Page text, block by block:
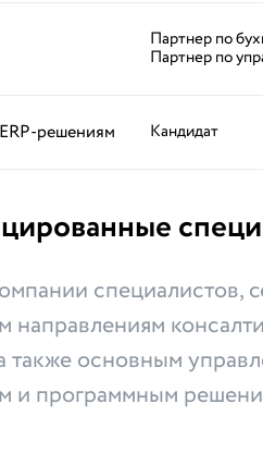
Партнер по
Партнер по
решениям Кандидат
специалистов,
направлениям
также основным
и программным